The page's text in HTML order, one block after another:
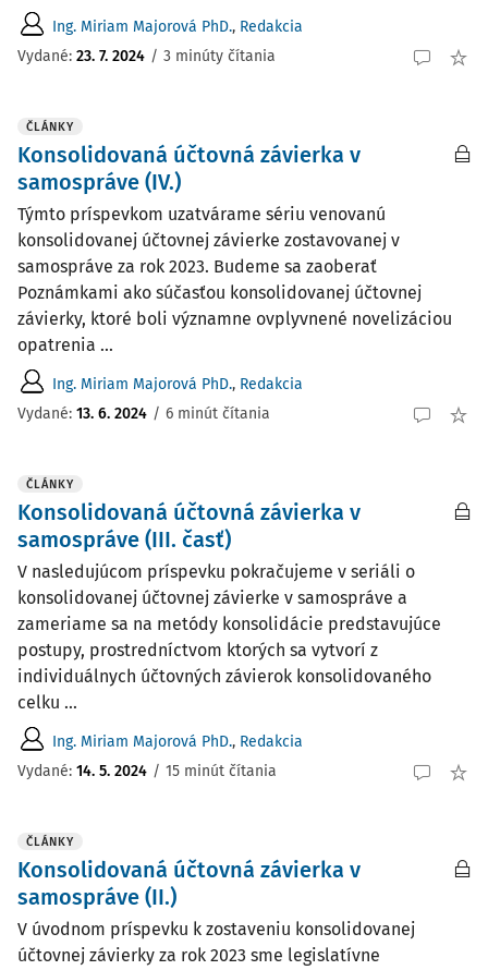
Ing. Miriam Majorová PhD., Redakcia
Vydané: 23. 7. 2024 / 3 minúty čítania
ČLÁNKY
Konsolidovaná účtovná závierka v
samospráve (IV.)
Týmto príspevkom uzatvárame sériu venovanú
konsolidovanej účtovnej závierke zostavovanej v
samospráve za rok 2023. Budeme sa zaoberať
Poznámkami ako súčasťou konsolidovanej účtovnej
závierky, ktoré boli významne ovplyvnené novelizáciou
opatrenia ...
Ing. Miriam Majorová PhD., Redakcia
Vydané: 13. 6. 2024 / 6 minút čítania
ČLÁNKY
Konsolidovaná účtovná závierka v
samospráve (III. časť)
V nasledujúcom príspevku pokračujeme v seriáli o
konsolidovanej účtovnej závierke v samospráve a
zameriame sa na metódy konsolidácie predstavujúce
postupy, prostredníctvom ktorých sa vytvorí z
individuálnych účtovných závierok konsolidovaného
celku ...
Ing. Miriam Majorová PhD., Redakcia
Vydané: 14. 5. 2024 / 15 minút čítania
ČLÁNKY
Konsolidovaná účtovná závierka v
samospráve (II.)
V úvodnom príspevku k zostaveniu konsolidovanej
účtovnej závierky za rok 2023 sme legislatívne